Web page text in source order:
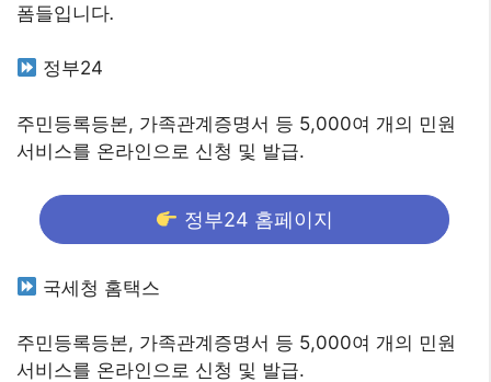
폼들입니다.
정부24
주민등록등본, 가족관계증명서 등 5,000여 개의 민원
서비스를 온라인으로 신청 및 발급.
정부24 홈페이지
국세청 홈택스
주민등록등본, 가족관계증명서 등 5,000여 개의 민원
서비스를 온라인으로 신청 및 발급.